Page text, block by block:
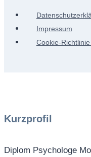
Impressum
Cookie-
Kurzprofil
Diplom Psychologe